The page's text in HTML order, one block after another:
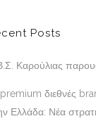
Posts
Καρούλιας
διεθνές
Ελλάδα: Νέα